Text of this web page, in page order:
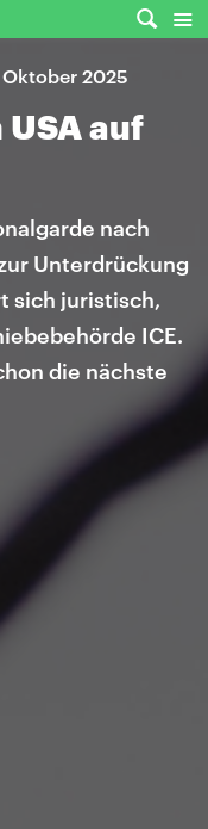
2025
auf
nach
Unterdrückung
sich juristisch,
ICE.
die nächste